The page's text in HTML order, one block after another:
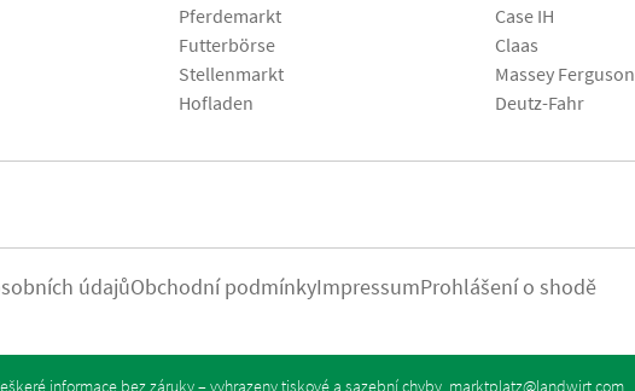
Pferdemarkt
Futterbörse
Stellenmarkt
Hofladen
Case IH
Claas
Massey Ferguson
Deutz-Fahr
údajůObchodní podmínkyImpressumProhlášení o shodě
informace bez záruky – vyhrazeny tiskové a sazební chyby. marktplatz@landwirt.com